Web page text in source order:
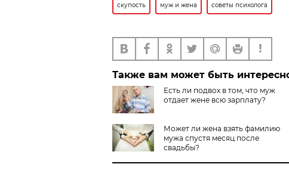
скупость муж и жена советы психолога
Также вам может быть
Есть ли подвох в том, что муж
отдает жене всю зарплату?
Может ли жена взять фамилию
мужа спустя месяц после
свадьбы?